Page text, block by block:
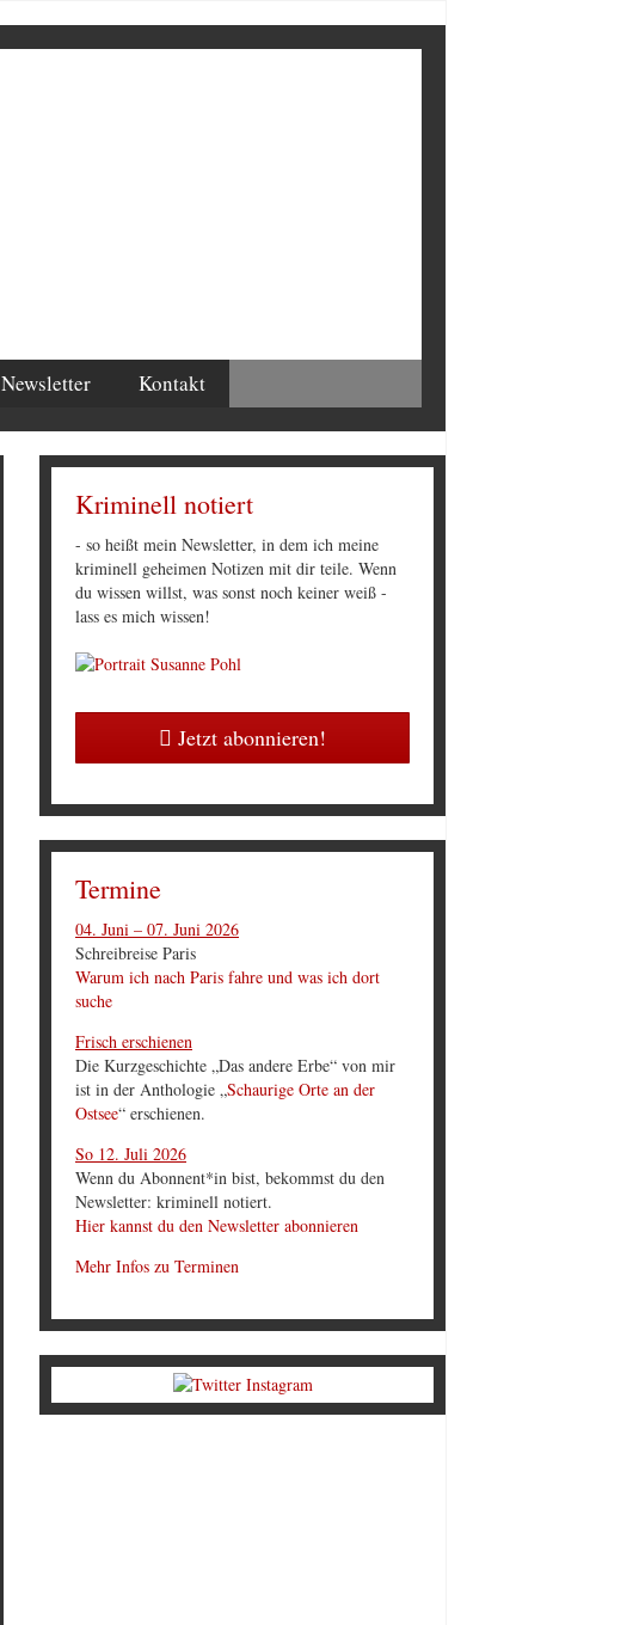
Newsletter Kontakt
Kriminell notiert
- so heißt mein Newsletter, in dem ich meine
kriminell geheimen Notizen mit dir teile. Wenn
du wissen willst, was sonst noch keiner weiß -
lass es mich wissen!
Jetzt abonnieren!
Termine
04. Juni – 07. Juni 2026
Schreibreise Paris
Warum ich nach Paris fahre und was ich dort
suche
Frisch erschienen
Die Kurzgeschichte „Das andere Erbe“ von mir
ist in der Anthologie „Schaurige Orte an der
Ostsee“ erschienen.
So 12. Juli 2026
Wenn du Abonnent*in bist, bekommst du den
Newsletter: kriminell notiert.
Hier kannst du den Newsletter abonnieren
Mehr Infos zu Terminen